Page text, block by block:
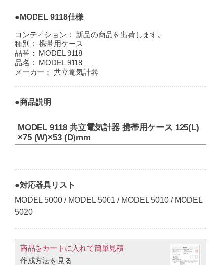
●MODEL 9118仕様
コンディション：
新品の商品を出荷します。
種別：
携帯用ケース
品番：
MODEL 9118
品名：
MODEL 9118
メーカー：
共立電気計器
●商品説明
MODEL 9118 共立電気計器 携帯用ケース 125(L)
×75 (W)×53 (D)mm
●対応器具リスト
MODEL 5000 / MODEL 5001 / MODEL 5010 / MODEL
5020
商品をカートに入れて簡単見積​
作成方法を見る​​